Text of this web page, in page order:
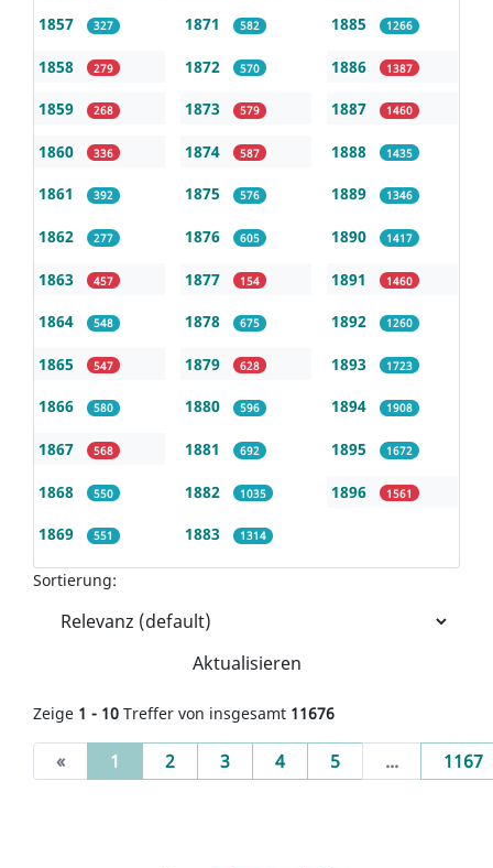
1857 327
1858 279
1859 268
1860 336
1861 392
1862 277
1863 457
1864 548
1865 547
1866 580
1867 568
1868 550
1869 551
1871 582
1872 570
1873 579
1874 587
1875 576
1876 605
1877 154
1878 675
1879 628
1880 596
1881 692
1882 1035
1883 1314
1885 1266
1886 1387
1887 1460
1888 1435
1889 1346
1890 1417
1891 1460
1892 1260
1893 1723
1894 1908
1895 1672
1896 1561
Sortierung:
Aktualisieren
Zeige 1 - 10 Treffer von insgesamt 11676
« 1 (current)
2 3 4 5 ... 1167